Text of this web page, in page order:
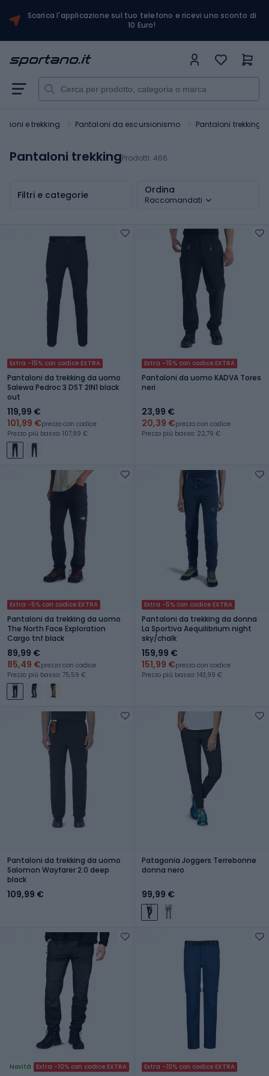
Scarica l'applicazione sul tuo telefono e ricevi uno sconto di
10 Euro!
e trekking Pantaloni da escursionismo Pantaloni trekking
Pantaloni trekkingProdotti: 466
Filtri e categorie Ordina
Raccomandati
Extra -15% con codice EXTRA
Pantaloni da trekking da uomo
Salewa Pedroc 3 DST 2IN1 black
out
119,99 €
101,99 €prezzo con codice
Prezzo più basso: 107,99 €
Extra -15% con codice EXTRA
Pantaloni da uomo KADVA Tores
neri
23,99 €
20,39 €prezzo con codice
Prezzo più basso: 22,79 €
Extra -5% con codice EXTRA
Pantaloni da trekking da uomo
The North Face Exploration
Cargo tnf black
89,99 €
85,49 €prezzo con codice
Prezzo più basso: 75,59 €
Extra -5% con codice EXTRA
Pantaloni da trekking da donna
La Sportiva Aequilibrium night
sky/chalk
159,99 €
151,99 €prezzo con codice
Prezzo più basso: 143,99 €
Pantaloni da trekking da uomo
Salomon Wayfarer 2.0 deep
black
109,99 €
Patagonia Joggers Terrebonne
donna nero
99,99 €
Novità Extra -10% con codice EXTRA Extra -10% con codice EXTRA